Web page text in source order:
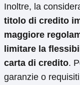
Inoltre, la
titolo di credito
maggiore
limitare la
carta di credito.
garanzie o